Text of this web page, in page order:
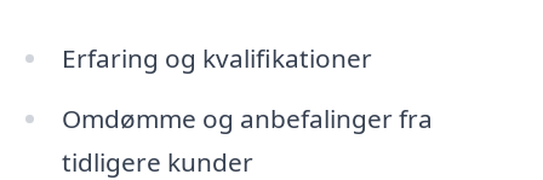
Erfaring og kvalifikationer
Omdømme og anbefalinger fra
tidligere kunder